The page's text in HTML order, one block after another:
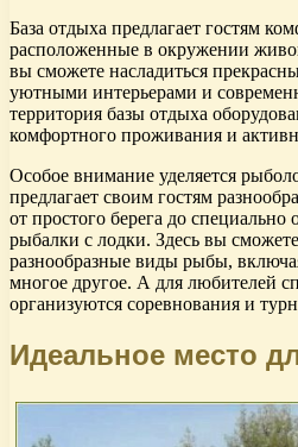
База отдыха предлагает гостям
расположенные в окружении
вы сможете насладиться
уютными интерьерами и
территория базы отдыха
комфортного проживания и
Особое внимание уделяется
предлагает своим гостям
от простого берега до
рыбалки с лодки. Здесь вы
разнообразные виды рыбы,
многое другое. А для любителей
организуются соревнования и
Идеальное место